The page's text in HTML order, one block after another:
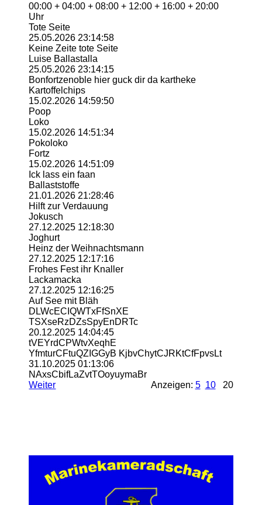
00:00 + 04:00 + 08:00 + 12:00 + 16:00 + 20:00
Uhr
Tote Seite
25.05.2026 23:14:58
Keine Zeite tote Seite
Luise Ballastalla
25.05.2026 23:14:15
Bonfortzenoble hier guck dir da kartheke
Kartoffelchips
15.02.2026 14:59:50
Poop
Loko
15.02.2026 14:51:34
Pokoloko
Fortz
15.02.2026 14:51:09
Ick lass ein faan
Ballaststoffe
21.01.2026 21:28:46
Hilft zur Verdauung
Jokusch
27.12.2025 12:18:30
Joghurt
Heinz der Weihnachtsmann
27.12.2025 12:17:16
Frohes Fest ihr Knaller
Lackamacka
27.12.2025 12:16:25
Auf See mit Bläh
DLWcECIQWTxFfSnXE
TSXseRzDZsSpyEnDRTc
20.12.2025 14:04:45
tVEYrdCPWtvXeqhE
YfmturCFtuQZIGGyB KjbvChytCJRKtCfFpvsLt
31.10.2025 01:13:06
NAxsCbifLaZvtTOoyuymaBr
Weiter
Anzeigen: 5 1020